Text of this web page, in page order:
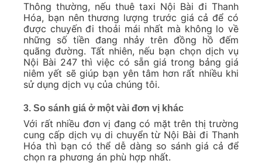
Thông thường, nếu thuê taxi Nội Bài đi Thanh
Hóa, bạn nên thương lượng trước giá cả để có
được chuyến đi thoải mái nhất mà không lo về
những số tiền đang nhảy trên đồng hồ đếm
quãng đường. Tất nhiên, nếu bạn chọn dịch vụ
Nội Bài 247 thì việc có sẵn giá trong bảng giá
niêm yết sẽ giúp bạn yên tâm hơn rất nhiều khi
sử dụng dịch vụ của chúng tôi.
3. So sánh giá ở một vài đơn vị khác
Với rất nhiều đơn vị đang có mặt trên thị trường
cung cấp dịch vụ di chuyển từ Nội Bài đi Thanh
Hóa thì bạn có thể dễ dàng so sánh giá cả để
chọn ra phương án phù hợp nhất.